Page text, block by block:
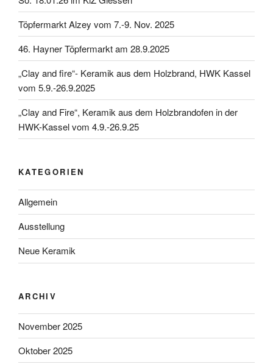
Töpfermarkt Alzey vom 7.-9. Nov. 2025
46. Hayner Töpfermarkt am 28.9.2025
„Clay and fire“- Keramik aus dem Holzbrand, HWK Kassel
vom 5.9.-26.9.2025
„Clay and Fire“, Keramik aus dem Holzbrandofen in der
HWK-Kassel vom 4.9.-26.9.25
KATEGORIEN
Allgemein
Ausstellung
Neue Keramik
ARCHIV
November 2025
Oktober 2025